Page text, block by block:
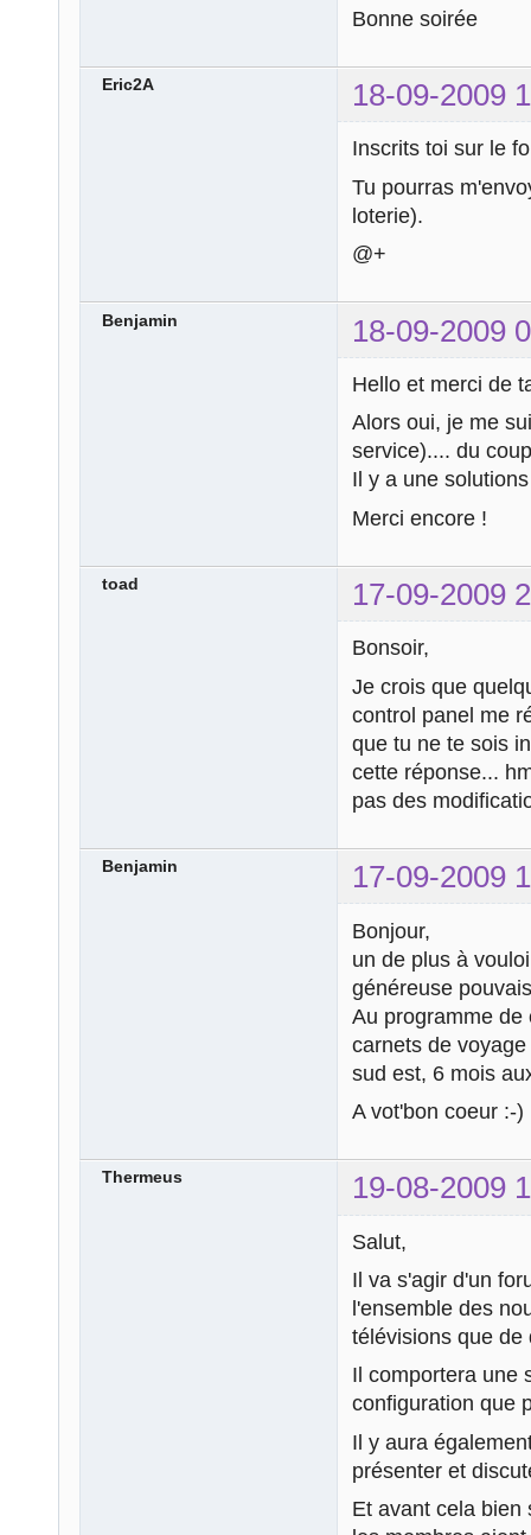
Bonne soirée
Eric2A 18-09-2009
Inscrits toi sur le
Tu pourras
loterie).
@+
Benjamin 18-09-2009
Hello et merci de
Alors oui, je me
service).... du
Il y a une
Merci encore !
toad 17-09-2009
Bonsoir,
Je crois que
control panel me
que tu ne te sois
cette réponse...
pas des
Benjamin 17-09-2009
Bonjour,
un de plus à
généreuse
Au programme de
carnets de
sud est, 6 mois
A vot'bon coeur :-
Thermeus 19-08-2009
Salut,
Il va s'agir d'un
l'ensemble des
télévisions que de
Il comportera une
configuration que
Il y aura
présenter et
Et avant cela bien